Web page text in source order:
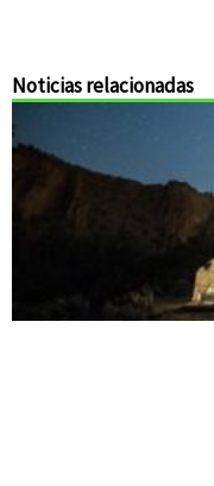
Noticias relacionadas